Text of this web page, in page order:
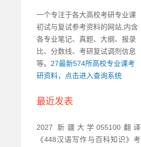
一个专注于各大高校考研专业课
初试与复试参考资料的网站,内含
各专业笔记、真题、大纲、报录
比、分数线、考研复试调剂信息
等。 27最新574所高校专业课考
研资料，点击进入查询系统
最近发表
2027 新疆大学055100翻译
《448汉语写作与百科知识》考